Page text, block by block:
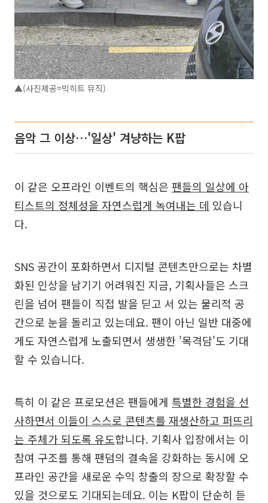
▲(사진제공=빅히트 뮤직)
음악 그 이상…'일상' 겨냥하는 K팝
이 같은 오프라인 이벤트의 핵심은 팬들의 일상에 아
티스트의 정체성을 자연스럽게 녹여내는 데 있습니
다.
SNS 공간이 포화하면서 디지털 콘텐츠만으로는 차별
화된 인상을 남기기 어려워진 지금, 기획사들은 스크
린을 넘어 팬들이 직접 발을 딛고 서 있는 물리적 공
간으로 눈을 돌리고 있는데요. 팬이 아닌 일반 대중에
게도 자연스럽게 노출되면서 생생한 '목격담'도 기대
할 수 있습니다.
특히 이 같은 프로모션은 팬들에게 특별한 경험을 선
사하면서 이들이 스스로 콘텐츠를 재생산하고 퍼뜨리
는 주체가 되도록 유도합니다. 기획사 입장에서는 이
참여 구조를 통해 팬덤의 결속을 강화하는 동시에 오
프라인 공간을 새로운 수익 창출의 장으로 확장할 수
있을 것으로도 기대되는데요. 이는 K팝이 단순히 듣